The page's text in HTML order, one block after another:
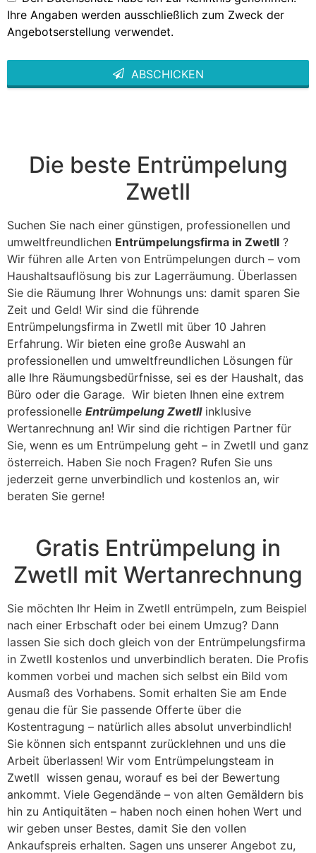
Ihre Angaben werden ausschließlich zum Zweck der
Angebotserstellung verwendet.
ABSCHICKEN
Die beste Entrümpelung
Zwetll
Suchen Sie nach einer günstigen, professionellen und
umweltfreundlichen Entrümpelungsfirma in Zwetll ?
Wir führen alle Arten von Entrümpelungen durch – vom
Haushaltsauflösung bis zur Lagerräumung. Überlassen
Sie die Räumung Ihrer Wohnungs uns: damit sparen Sie
Zeit und Geld! Wir sind die führende
Entrümpelungsfirma in Zwetll mit über 10 Jahren
Erfahrung. Wir bieten eine große Auswahl an
professionellen und umweltfreundlichen Lösungen für
alle Ihre Räumungsbedürfnisse, sei es der Haushalt, das
Büro oder die Garage. Wir bieten Ihnen eine extrem
professionelle Entrümpelung Zwetllinklusive
Wertanrechnung an! Wir sind die richtigen Partner für
Sie, wenn es um Entrümpelung geht – in Zwetll und ganz
österreich. Haben Sie noch Fragen? Rufen Sie uns
jederzeit gerne unverbindlich und kostenlos an, wir
beraten Sie gerne!
Gratis Entrümpelung in
Zwetll mit Wertanrechnung
Sie möchten Ihr Heim in Zwetll entrümpeln, zum Beispiel
nach einer Erbschaft oder bei einem Umzug? Dann
lassen Sie sich doch gleich von der Entrümpelungsfirma
in Zwetll kostenlos und unverbindlich beraten. Die Profis
kommen vorbei und machen sich selbst ein Bild vom
Ausmaß des Vorhabens. Somit erhalten Sie am Ende
genau die für Sie passende Offerte über die
Kostentragung – natürlich alles absolut unverbindlich!
Sie können sich entspannt zurücklehnen und uns die
Arbeit überlassen! Wir vom Entrümpelungsteam in
Zwetll wissen genau, worauf es bei der Bewertung
ankommt. Viele Gegendände – von alten Gemäldern bis
hin zu Antiquitäten – haben noch einen hohen Wert und
wir geben unser Bestes, damit Sie den vollen
Ankaufspreis erhalten. Sagen uns unserer Angebot zu,